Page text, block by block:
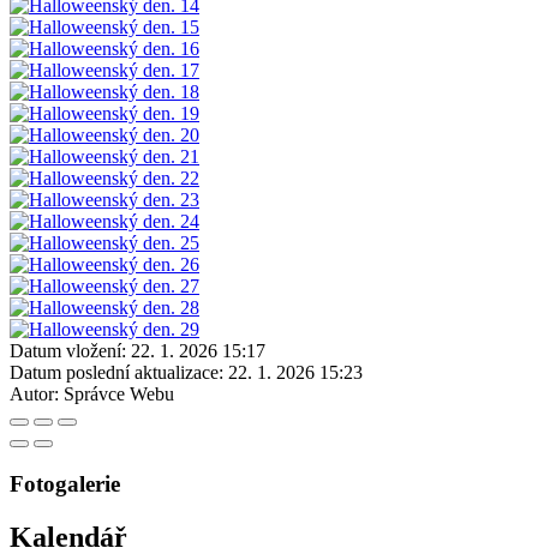
Datum vložení: 22. 1. 2026 15:17
Datum poslední aktualizace: 22. 1. 2026 15:23
Autor: Správce Webu
Fotogalerie
Kalendář